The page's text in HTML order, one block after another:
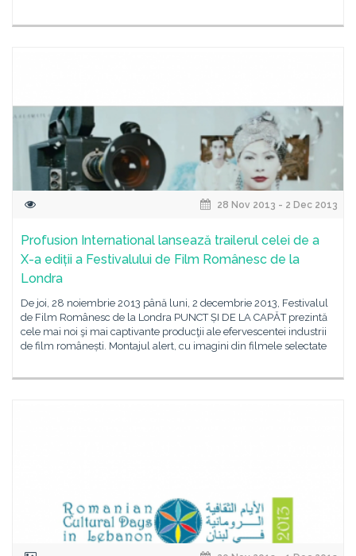
28 Nov 2013 - 2 Dec 2013
Profusion International lansează trailerul celei de a
X-a ediții a Festivalului de Film Românesc de la
Londra
De joi, 28 noiembrie 2013 până luni, 2 decembrie 2013, Festivalul
de Film Românesc de la Londra PUNCT ȘI DE LA CAPĂT prezintă
cele mai noi şi mai captivante producţii ale efervescentei industrii
de film românești. Montajul alert, cu imagini din filmele selectate